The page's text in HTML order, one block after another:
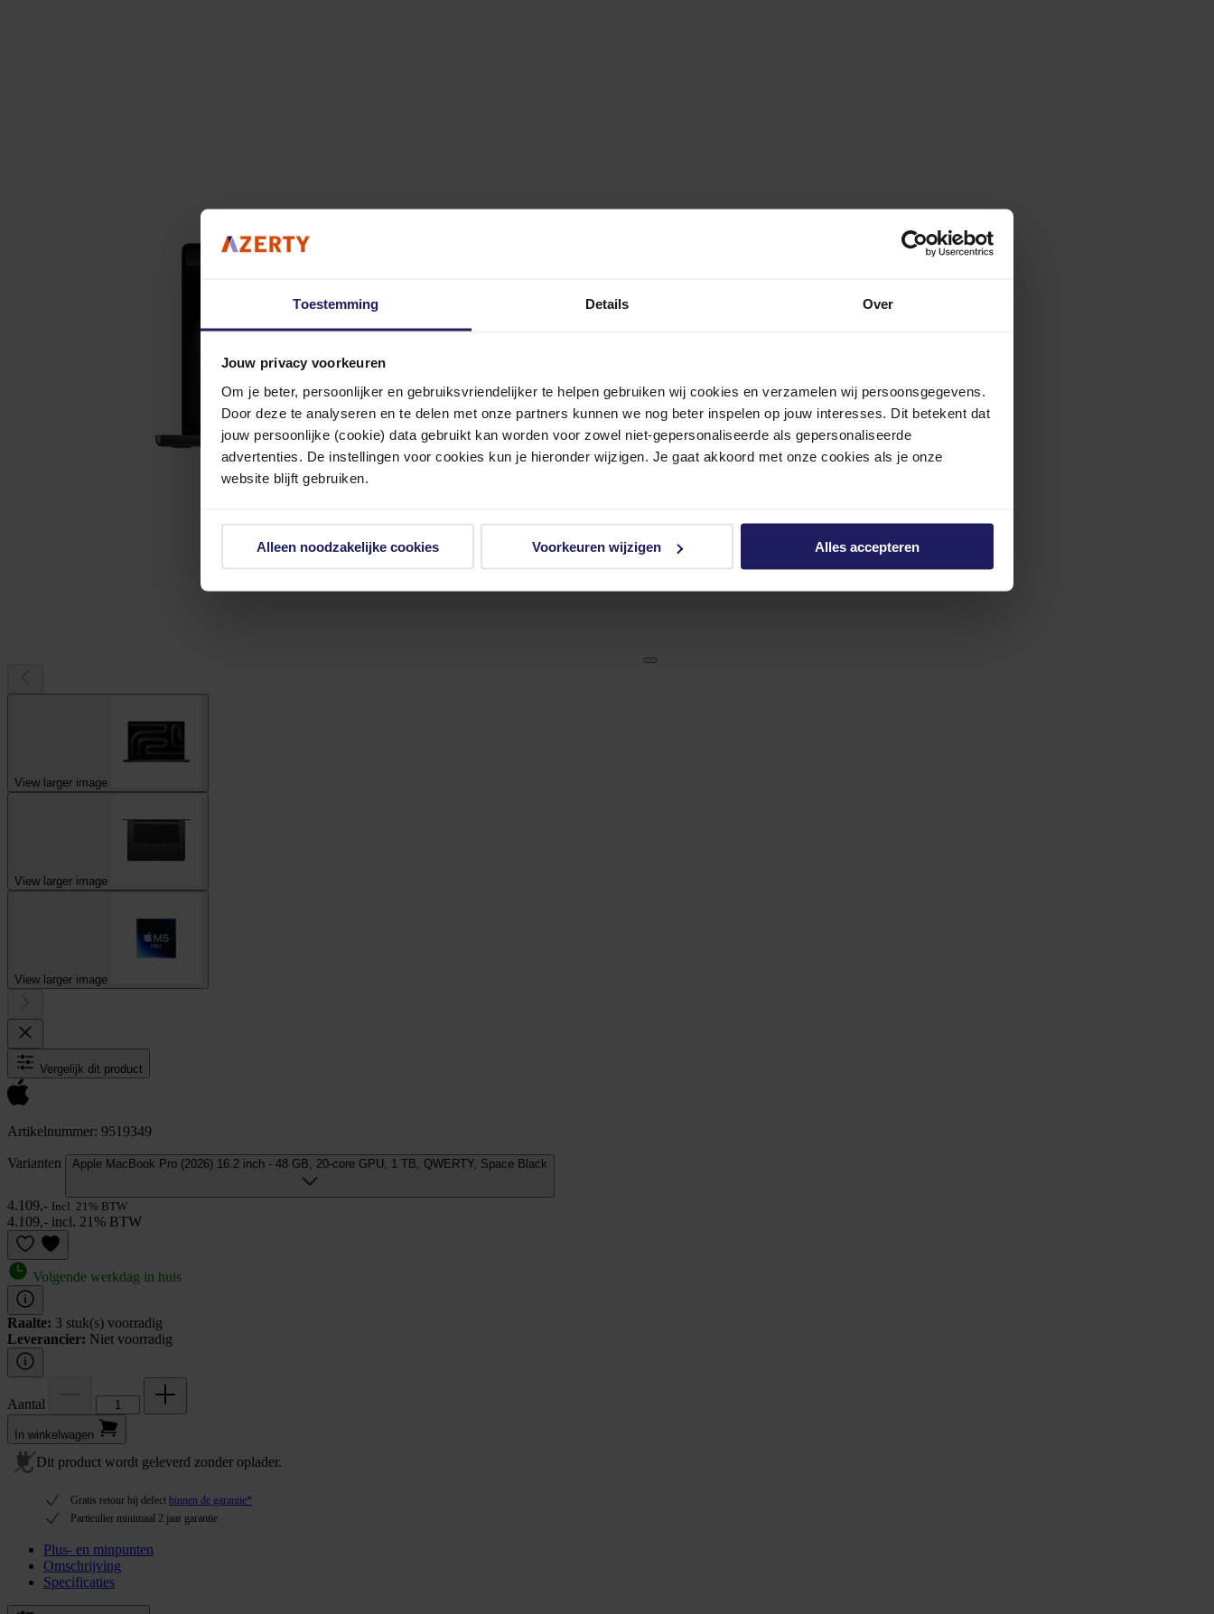
Toestemming Details Over
Jouw privacy voorkeuren
Om je beter, persoonlijker en gebruiksvriendelijker te helpen gebruiken wij cookies en verzamelen wij persoonsgegevens.
Door deze te analyseren en te delen met onze partners kunnen we nog beter inspelen op jouw interesses. Dit betekent dat
jouw persoonlijke (cookie) data gebruikt kan worden voor zowel niet-gepersonaliseerde als gepersonaliseerde
advertenties. De instellingen voor cookies kun je hieronder wijzigen. Je gaat akkoord met onze cookies als je onze
website blijft gebruiken.
Alleen noodzakelijke cookies Voorkeuren wijzigen Alles accepteren
View larger image
View larger image
View larger image
Vergelijk dit product
Artikelnummer: 9519349
Varianten Apple MacBook Pro (2026) 16.2 inch - 48 GB, 20-core GPU, 1 TB, QWERTY, Space Black
4.109,- Incl. 21% BTW
4.109,- incl. 21% BTW
Volgende werkdag in huis
Raalte: 3 stuk(s) voorradig
Leverancier: Niet voorradig
Aantal
In winkel­wagen
Dit product wordt geleverd zonder oplader.
Gratis retour bij defect binnen de garantie*
Particulier minimaal 2 jaar garantie
Plus- en minpunten
Omschrijving
Specificaties